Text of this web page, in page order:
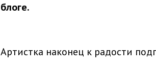
блоге.
Артистка наконец к радости